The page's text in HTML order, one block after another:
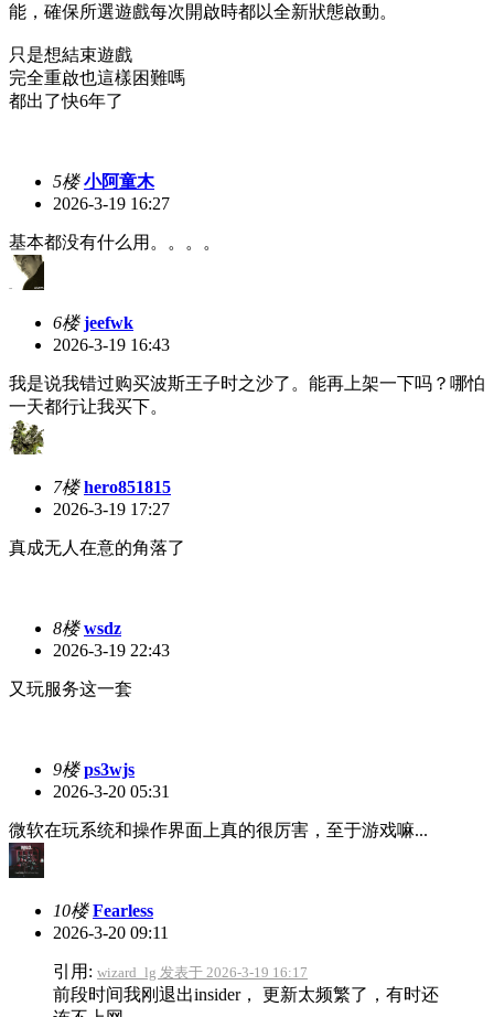
能，確保所選遊戲每次開啟時都以全新狀態啟動。
只是想結束遊戲
完全重啟也這樣困難嗎
都出了快6年了
5楼 小阿童木
2026-3-19 16:27
基本都没有什么用。。。。
6楼 jeefwk
2026-3-19 16:43
我是说我错过购买波斯王子时之沙了。能再上架一下吗？哪怕
一天都行让我买下。
7楼 hero851815
2026-3-19 17:27
真成无人在意的角落了
8楼 wsdz
2026-3-19 22:43
又玩服务这一套
9楼 ps3wjs
2026-3-20 05:31
微软在玩系统和操作界面上真的很厉害，至于游戏嘛...
10楼 Fearless
2026-3-20 09:11
引用: wizard_lg 发表于 2026-3-19 16:17
前段时间我刚退出insider， 更新太频繁了，有时还